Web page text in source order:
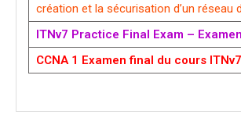
création et la sécurisation d’un réseau
ITNv7 Practice Final Exam –
CCNA 1 Examen final du cours ITNv7